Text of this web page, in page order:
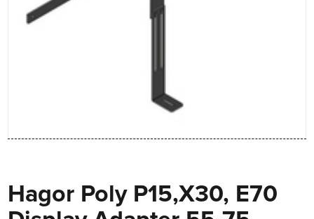
Hagor Poly P15,X30, E70